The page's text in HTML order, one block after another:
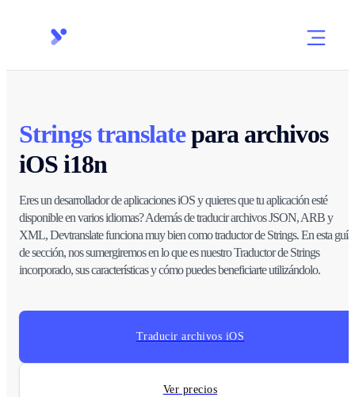
Strings translatepara archivos
iOS i18n
Eres un desarrollador de aplicaciones iOS y quieres que tu aplicación esté
disponible en varios idiomas? Además de traducir archivos JSON, ARB y
XML, Devtranslate funciona muy bien como traductor de Strings. En esta guía
de sección, nos sumergiremos en lo que es nuestro Traductor de Strings
incorporado, sus características y cómo puedes beneficiarte utilizándolo.
Traducir archivos iOS
Ver precios